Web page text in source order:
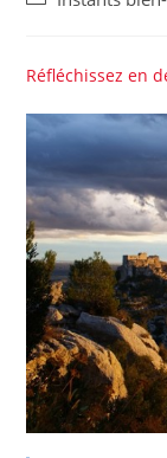
Réfléchissez en